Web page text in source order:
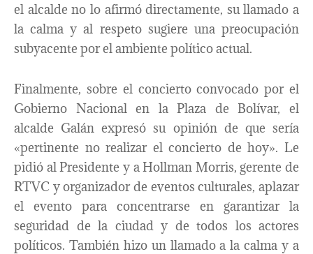
el alcalde no lo afirmó directamente, su llamado a
la calma y al respeto sugiere una preocupación
subyacente por el ambiente político actual.
Finalmente, sobre el concierto convocado por el
Gobierno Nacional en la Plaza de Bolívar, el
alcalde Galán expresó su opinión de que sería
«pertinente no realizar el concierto de hoy». Le
pidió al Presidente y a Hollman Morris, gerente de
RTVC y organizador de eventos culturales, aplazar
el evento para concentrarse en garantizar la
seguridad de la ciudad y de todos los actores
políticos. También hizo un llamado a la calma y a